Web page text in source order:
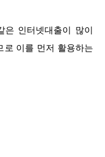
은 인터넷대출이 많이
로 이를 먼저 활용하는